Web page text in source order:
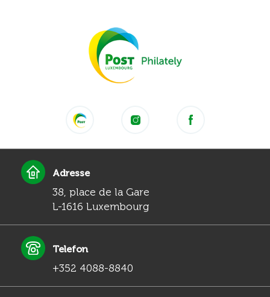
Adresse
38, place de la Gare
L-1616 Luxembourg
Telefon
+352 4088-8840